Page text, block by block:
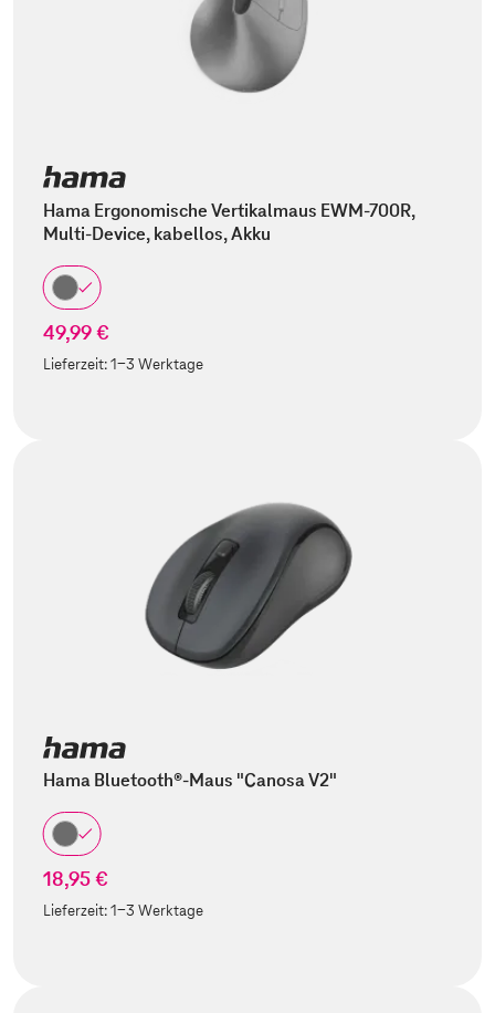
Hama Ergonomische Vertikalmaus EWM-700R,
Multi-Device, kabellos, Akku
49,99 €
Lieferzeit:1-3 Werktage
Hama Bluetooth®-Maus "Canosa V2"
18,95 €
Lieferzeit:1-3 Werktage